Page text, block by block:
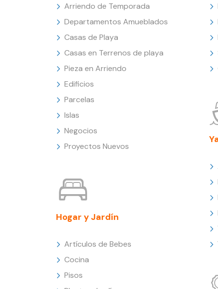
Arriendo de Temporada
Departamentos Amueblados
Casas de Playa
Casas en Terrenos de playa
Pieza en Arriendo
Edificios
Parcelas
Islas
Negocios
Proyectos Nuevos
Hogar y Jardín
Artículos de Bebes
Cocina
Pisos